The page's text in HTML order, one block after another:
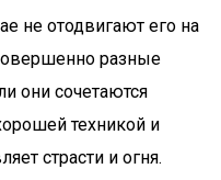
не отодвигают его на
разные
они сочетаются
техникой и
страсти и огня.